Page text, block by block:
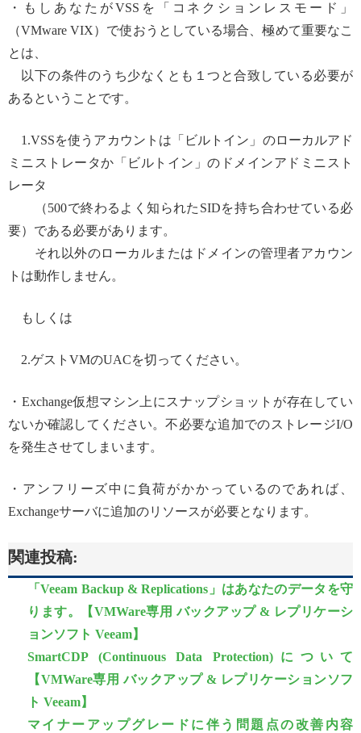
・もしあなたがVSSを「コネクションレスモード」
（VMware VIX）で使おうとしている場合、極めて重要なこ
とは、
以下の条件のうち少なくとも１つと合致している必要が
あるということです。
1.VSSを使うアカウントは「ビルトイン」のローカルアド
ミニストレータか「ビルトイン」のドメインアドミニスト
レータ
（500で終わるよく知られたSIDを持ち合わせている必
要）である必要があります。
それ以外のローカルまたはドメインの管理者アカウン
トは動作しません。
もしくは
2.ゲストVMのUACを切ってください。
・Exchange仮想マシン上にスナップショットが存在してい
ないか確認してください。不必要な追加でのストレージI/O
を発生させてしまいます。
・アンフリーズ中に負荷がかかっているのであれば、
Exchangeサーバに追加のリソースが必要となります。
関連投稿:
「Veeam Backup & Replications」はあなたのデータを守
ります。【VMWare専用 バックアップ & レプリケーシ
ョンソフト Veeam】
SmartCDP (Continuous Data Protection)について
【VMWare専用 バックアップ & レプリケーションソフ
ト Veeam】
マイナーアップグレードに伴う問題点の改善内容